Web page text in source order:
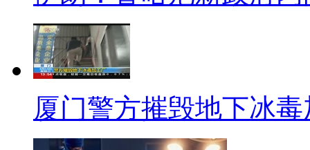
满了建筑用料，从顶层别墅的
【同期】保安：
我进不去。
(钥匙在物业那吗？)
厦门警方摧毁地下冰